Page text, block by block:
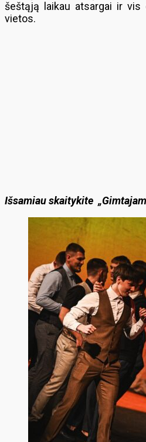
šeštąją laikau atsargai ir
vietos.
Išsamiau skaitykite